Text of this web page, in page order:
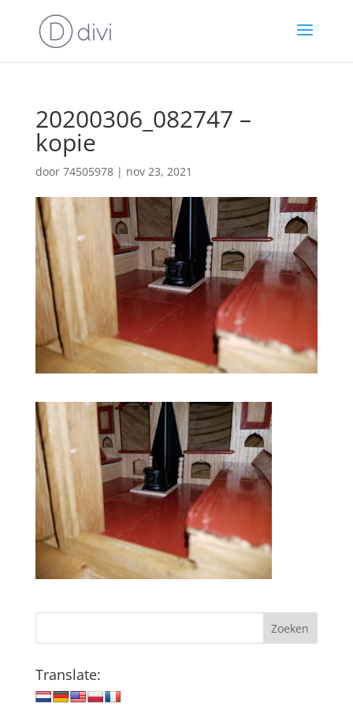
20200306_082747 –
kopie
door 74505978| nov 23, 2021
Zoeken
Translate: